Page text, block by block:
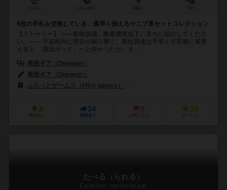
6枚の手札を交換していき、素早く揃えるヤニブ系セットコレクション
【ストーリー】 ――船体損傷。酸素濃度低下。直ちに脱出してくださ
い。―― 宇宙船内に警告が鳴り響く。乗組員達は手早く宇宙服に着替
えると 「脱出ポッド」へと向かったが、そ...
尾根ギア（Onegear）
尾根ギア（Onegear）
ふらっとゲームス（FR@ games）
3
興味あり
14
経験あり
0
お気に入り
14
持ってる
たべる（られる）
Eat to live, not live to eat.